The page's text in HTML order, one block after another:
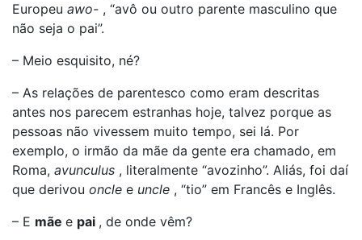
Europeu awo- , “avô ou outro parente masculino que
não seja o pai”.
– Meio esquisito, né?
– As relações de parentesco como eram descritas
antes nos parecem estranhas hoje, talvez porque as
pessoas não vivessem muito tempo, sei lá. Por
exemplo, o irmão da mãe da gente era chamado, em
Roma, avunculus , literalmente “avozinho”. Aliás, foi daí
que derivou oncle e uncle , “tio” em Francês e Inglês.
– E mãe e pai , de onde vêm?